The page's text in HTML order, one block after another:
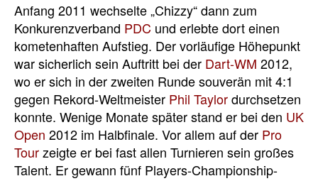
Anfang 2011 wechselte „Chizzy“ dann zum
Konkurenzverband PDC und erlebte dort einen
kometenhaften Aufstieg. Der vorläufige Höhepunkt
war sicherlich sein Auftritt bei der Dart-WM 2012,
wo er sich in der zweiten Runde souverän mit 4:1
gegen Rekord-Weltmeister Phil Taylordurchsetzen
konnte. Wenige Monate später stand er bei den UK
Open 2012 im Halbfinale. Vor allem auf der Pro
Tourzeigte er bei fast allen Turnieren sein großes
Talent. Er gewann fünf Players-Championship-